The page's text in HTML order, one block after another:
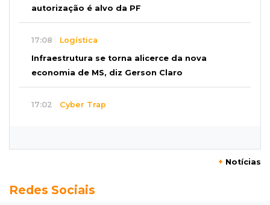
autorização é alvo da PF
17:08 Logística
Infraestrutura se torna alicerce da nova
economia de MS, diz Gerson Claro
17:02 Cyber Trap
Continuidade ou alternância: a oposição
+ Notícias
Redes Sociais